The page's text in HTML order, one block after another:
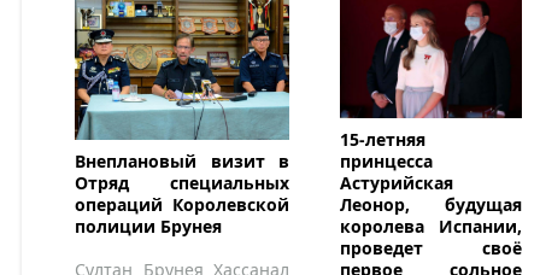
Внеплановый визит в
Отряд специальных
операций Королевской
полиции Брунея
Султан Брунея Хассанал
15-летняя
принцесса
Астурийская
Леонор, будущая
королева Испании,
проведет своё
первое сольное